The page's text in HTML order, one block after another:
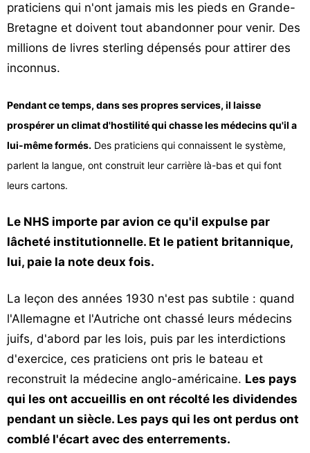
praticiens qui n'ont jamais mis les pieds en Grande-
Bretagne et doivent tout abandonner pour venir. Des
millions de livres sterling dépensés pour attirer des
inconnus.
Pendant ce temps, dans ses propres services, il laisse
prospérer un climat d'hostilité qui chasse les médecins qu'il a
lui-même formés. Des praticiens qui connaissent le système,
parlent la langue, ont construit leur carrière là-bas et qui font
leurs cartons.
Le NHS importe par avion ce qu'il expulse par
lâcheté institutionnelle. Et le patient britannique,
lui, paie la note deux fois.
La leçon des années 1930 n'est pas subtile : quand
l'Allemagne et l'Autriche ont chassé leurs médecins
juifs, d'abord par les lois, puis par les interdictions
d'exercice, ces praticiens ont pris le bateau et
reconstruit la médecine anglo-américaine. Les pays
qui les ont accueillis en ont récolté les dividendes
pendant un siècle. Les pays qui les ont perdus ont
comblé l'écart avec des enterrements.